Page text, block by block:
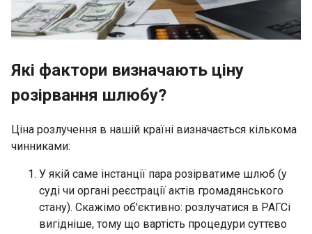
Які фактори визначають ціну
розірвання шлюбу?
Ціна розлучення в нашій країні визначається кількома
чинниками:
У якій саме інстанції пара розірватиме шлюб (у
суді чи органі реєстрації актів громадянського
стану). Скажімо об'єктивно: розлучатися в РАГСі
вигідніше, тому що вартість процедури суттєво